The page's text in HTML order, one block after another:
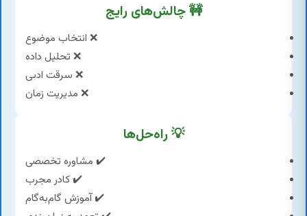
🚧 چالش‌های رایج
❌ انتخاب موضوع
❌ تحلیل داده
❌ سرقت ادبی
❌ مدیریت زمان
💡 راه‌حل‌ها
✔️ مشاوره تخصصی
✔️ کادر مجرب
✔️ آموزش گام‌به‌گام